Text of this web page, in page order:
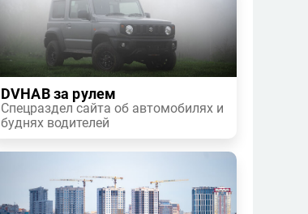
DVHAB за рулем
Спецраздел сайта об автомобилях и
буднях водителей